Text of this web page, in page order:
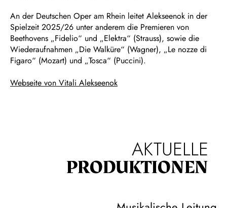
An der Deutschen Oper am Rhein leitet Alekseenok in der
Spielzeit 2025/26 unter anderem die Premieren von
Beethovens „Fidelio“ und „Elektra“ (Strauss), sowie die
Wiederaufnahmen „Die Walküre“ (Wagner), „Le nozze di
Figaro“ (Mozart) und „Tosca“ (Puccini).
Webseite von Vitali Alekseenok
AKTUELLE
PRODUKTIONEN